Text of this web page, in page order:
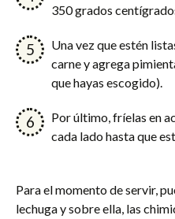
350 grados
Una vez que estén
carne y agrega
que hayas escogido).
Por último, fríelas en
cada lado hasta que
Para el momento de servir,
lechuga y sobre ella, las